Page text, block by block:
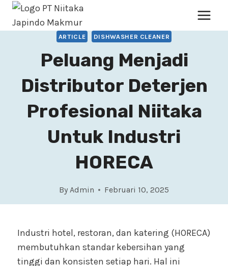
ARTICLE DISHWASHER CLEANER
Peluang Menjadi
Distributor Deterjen
Profesional Niitaka
Untuk Industri
HORECA
By Admin Februari 10, 2025
Industri hotel, restoran, dan katering (HORECA)
membutuhkan standar kebersihan yang
tinggi dan konsisten setiap hari. Hal ini